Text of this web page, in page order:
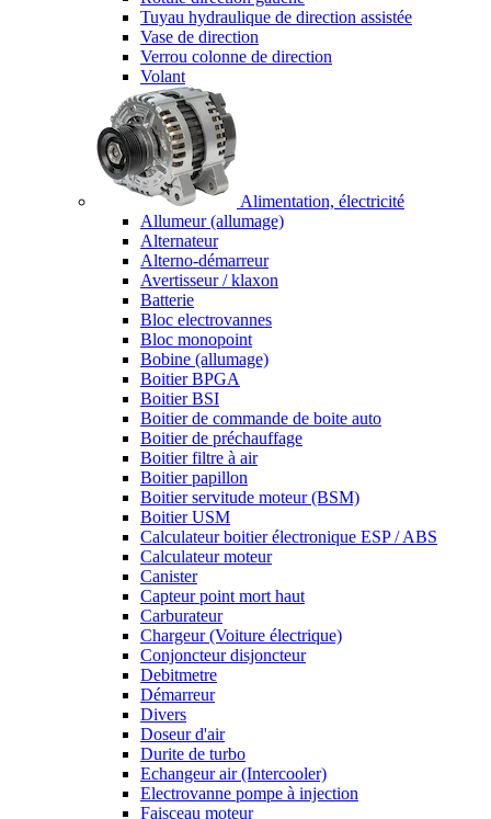
Tuyau hydraulique de direction assistée
Vase de direction
Verrou colonne de direction
Volant
Alimentation, électricité
Allumeur (allumage)
Alternateur
Alterno-démarreur
Avertisseur / klaxon
Batterie
Bloc electrovannes
Bloc monopoint
Bobine (allumage)
Boitier BPGA
Boitier BSI
Boitier de commande de boite auto
Boitier de préchauffage
Boitier filtre à air
Boitier papillon
Boitier servitude moteur (BSM)
Boitier USM
Calculateur boitier électronique ESP / ABS
Calculateur moteur
Canister
Capteur point mort haut
Carburateur
Chargeur (Voiture électrique)
Conjoncteur disjoncteur
Debitmetre
Démarreur
Divers
Doseur d'air
Durite de turbo
Echangeur air (Intercooler)
Electrovanne pompe à injection
Faisceau moteur